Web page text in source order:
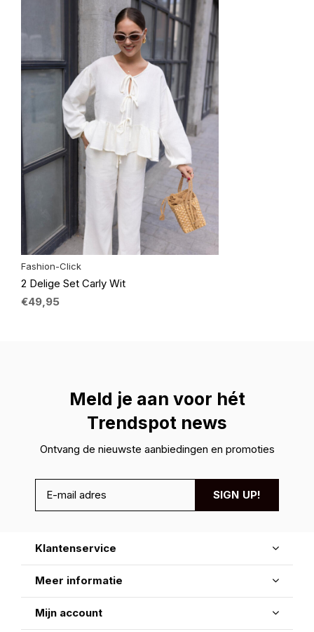
Fashion-Click
2 Delige Set Carly Wit
€49,95
Meld je aan voor hét
Trendspot news
Ontvang de nieuwste aanbiedingen en promoties
SIGN UP!
Klantenservice
Meer informatie
Mijn account